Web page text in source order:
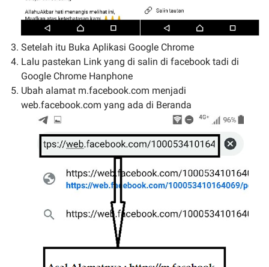
Setelah itu Buka Aplikasi Google Chrome
Lalu pastekan Link yang di salin di facebook tadi di
Google Chrome Hanphone
Ubah alamat m.facebook.com menjadi
web.facebook.com yang ada di Beranda